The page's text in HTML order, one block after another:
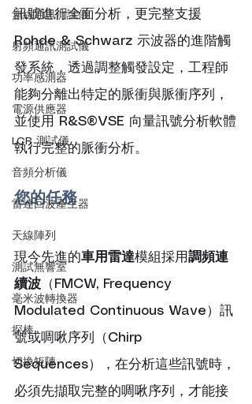
無線通訊測試儀
射頻通訊測試儀
功率感測器
電源供應器
LCR 測試儀
音頻分析儀
雷達回波產生器
天線陣列
測試無響室
毫米波轉換器
探棒
切換矩陣
訊號進行全面分析，更完整支援
Rohde & Schwarz 示波器的進階觸
發系統，透過調整觸發設定，工程師
能夠分離出特定的脈衝與脈衝序列，
並使用 R&S®VSE 向量訊號分析軟體
執行完整的脈衝分析。
您的任務
現今先進的車用雷達模組採用調頻連
續波 （FMCW, Frequency
Modulated Continuous Wave）訊
號或啁啾序列（Chirp
Sequences），在分析這些訊號時，
必須先擷取完整的啁啾序列，才能接